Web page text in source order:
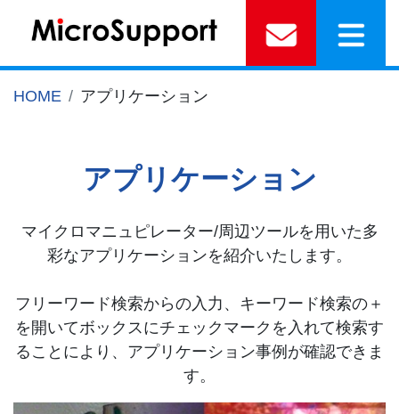
HOME アプリケーション
アプリケーション
マイクロマニュピレーター/周辺ツールを用いた多
彩なアプリケーションを紹介いたします。
フリーワード検索からの入力、キーワード検索の＋
を開いてボックスにチェックマークを入れて検索す
ることにより、アプリケーション事例が確認できま
す。